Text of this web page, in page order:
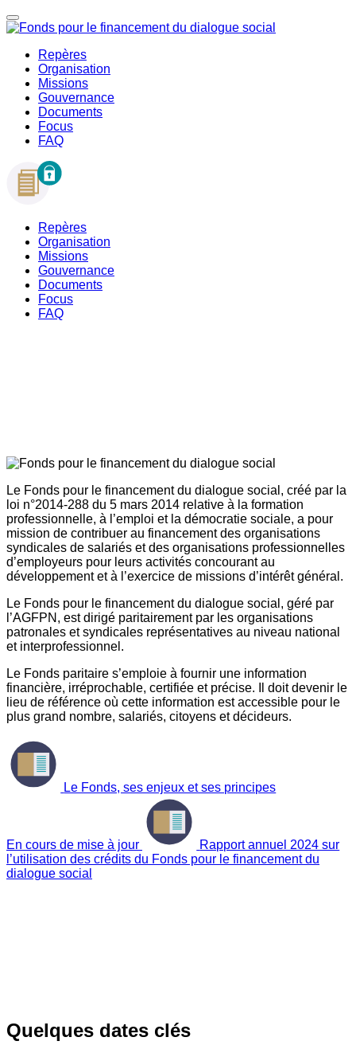
Repères
Organisation
Missions
Gouvernance
Documents
Focus
FAQ
Repères
Organisation
Missions
Gouvernance
Documents
Focus
FAQ
Le Fonds pour le financement du dialogue social, créé par la
loi n°2014-288 du 5 mars 2014 relative à la formation
professionnelle, à l’emploi et la démocratie sociale, a pour
mission de contribuer au financement des organisations
syndicales de salariés et des organisations professionnelles
d’employeurs pour leurs activités concourant au
développement et à l’exercice de missions d’intérêt général.
Le Fonds pour le financement du dialogue social, géré par
l’AGFPN, est dirigé paritairement par les organisations
patronales et syndicales représentatives au niveau national
et interprofessionnel.
Le Fonds paritaire s’emploie à fournir une information
financière, irréprochable, certifiée et précise. Il doit devenir le
lieu de référence où cette information est accessible pour le
plus grand nombre, salariés, citoyens et décideurs.
Le Fonds, ses enjeux et ses principes
En cours de mise à jour
Rapport annuel 2024 sur
l’utilisation des crédits du Fonds pour le financement du
dialogue social
Quelques dates clés